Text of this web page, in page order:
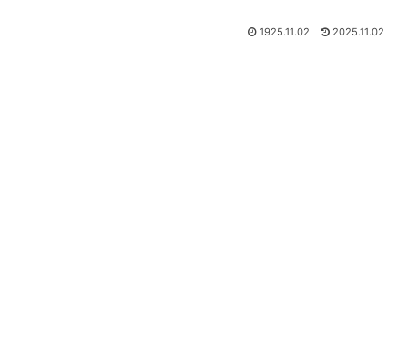
1925.11.02 2025.11.02